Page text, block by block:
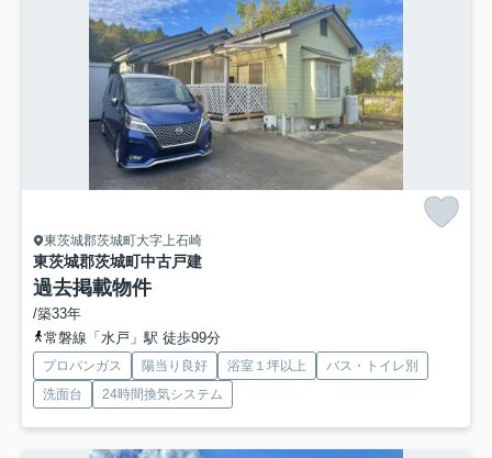
東茨城郡茨城町大字上石崎
東茨城郡茨城町中古戸建
過去掲載物件
/築33年
常磐線「水戸」駅 徒歩99分
プロパンガス 陽当り良好 浴室１坪以上
バス・トイレ別
洗面台
24時間換気システム